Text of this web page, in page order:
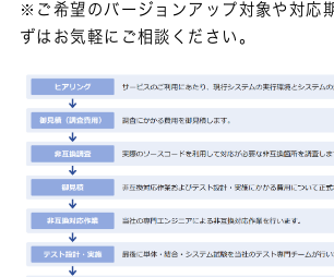
※ご希望のバージョンアップ対象や対応
ずはお気軽にご相談ください。